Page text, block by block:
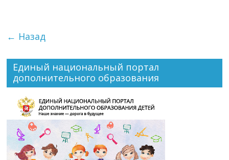
← Назад
Единый национальный портал
дополнительного образования